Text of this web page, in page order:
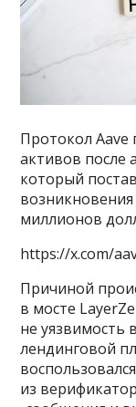
Протокол Aave
активов после
который
миллионов
https://x.com/
Причиной
в мосте
не уязвимость
лендинговой
из